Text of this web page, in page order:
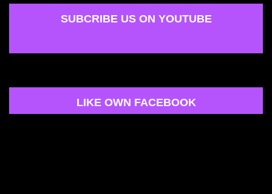
SUBCRIBE US ON YOUTUBE
LIKE OWN FACEBOOK